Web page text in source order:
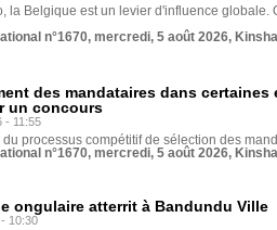
la Belgique est un levier d'influence globale.
n°1670, mercredi, 5 août 2026,
des mandataires dans
un concours
- 11:55
du processus compétitif de sélection des
n°1670, mercredi, 5 août 2026,
ongulaire atterrit à Bandundu Ville
10:30